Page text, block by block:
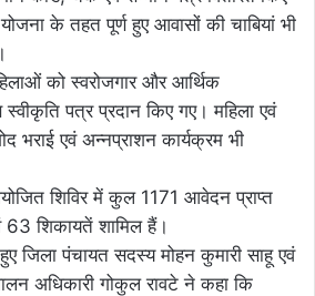
के तहत पूर्ण हुए आवासों की चाबियां भी
को स्वरोजगार और आर्थिक
पत्र प्रदान किए गए। महिला एवं
भराई एवं अन्नप्राशन कार्यक्रम भी
शिविर में कुल 1171 आवेदन प्राप्त
63 शिकायतें शामिल हैं।
जिला पंचायत सदस्य मोहन कुमारी साहू एवं
अधिकारी गोकुल रावटे ने कहा कि